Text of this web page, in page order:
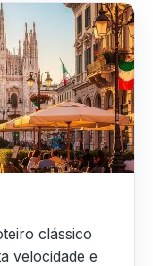
clássico
velocidade e